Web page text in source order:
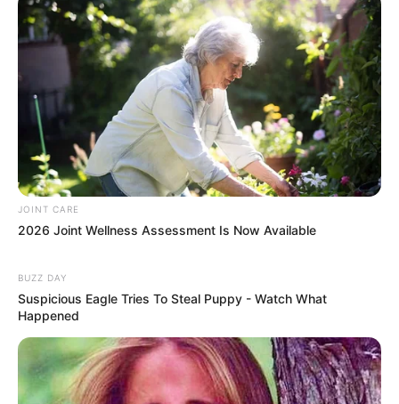
Guatemala Dental
GUATEMALA DENTAL
เรื่องอื่นๆ ที่น่าสนใจ
ทอดกฐินสามัคคี วัดเขาแก้วชัยมงคล
19 ส.ค. 2022
JOINT CARE
2026 Joint Wellness Assessment Is Now Available
BUZZ DAY
Suspicious Eagle Tries To Steal Puppy - Watch What
Happened